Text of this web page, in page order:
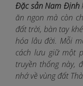
Đặc sản Nam Định
ăn ngon mà còn
đất trời, bàn tay
hóa lâu đời. Mỗi
cách lưu giữ một
truyền thống này,
nhớ về vùng đất